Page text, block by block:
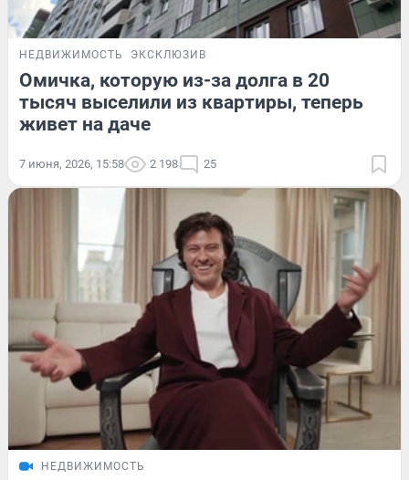
НЕДВИЖИМОСТЬ ЭКСКЛЮЗИВ
Омичка, которую из-за долга в 20
тысяч выселили из квартиры, теперь
живет на даче
7 июня, 2026, 15:58 2 198 25
НЕДВИЖИМОСТЬ